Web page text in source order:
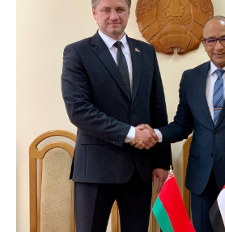
Контакты
Адрес и режим
работы
Приемная
Министра
Горячая линия
Пресс-служба
Вышестоящий
государственный
орган